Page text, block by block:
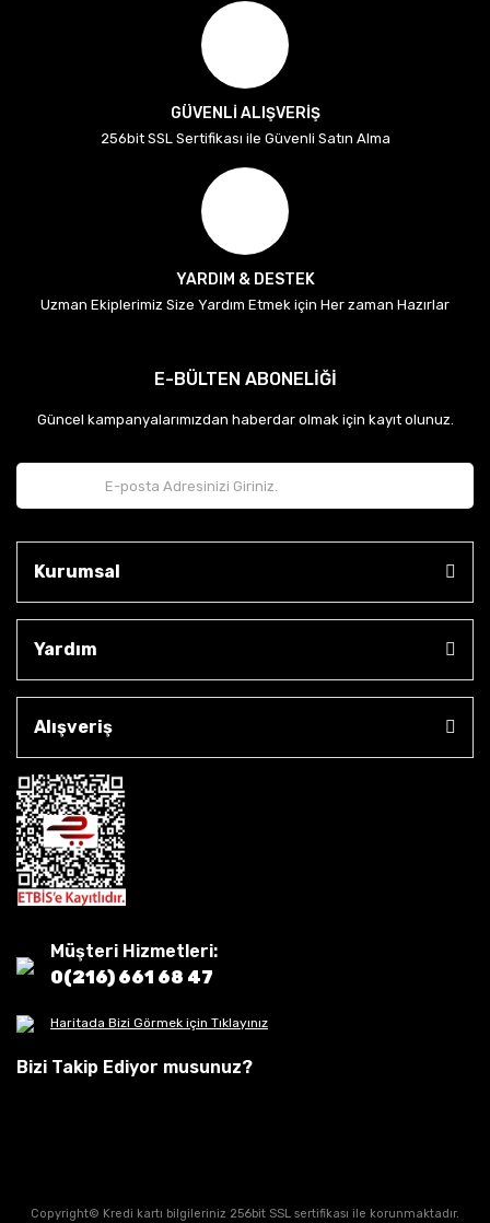
GÜVENLİ ALIŞVERİŞ
256bit SSL Sertifikası ile Güvenli Satın Alma
YARDIM & DESTEK
Uzman Ekiplerimiz Size Yardım Etmek için Her zaman Hazırlar
E-BÜLTEN ABONELİĞİ
Güncel kampanyalarımızdan haberdar olmak için kayıt olunuz.
Kurumsal
Yardım
Alışveriş
Müşteri Hizmetleri:
0(216) 661 68 47
Haritada Bizi Görmek için Tıklayınız
Bizi Takip Ediyor musunuz?
Copyright© Kredi kartı bilgileriniz 256bit SSL sertifikası ile korunmaktadır.